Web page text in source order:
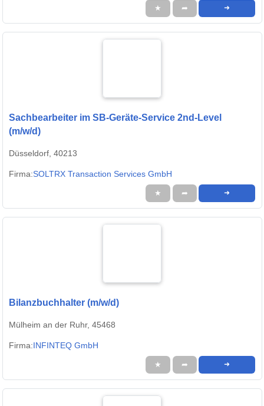
★ ➦ ➜
Sachbearbeiter im SB-Geräte-Service 2nd-Level
(m/w/d)
Düsseldorf, 40213
Firma:SOLTRX Transaction Services GmbH
★ ➦ ➜
Bilanzbuchhalter (m/w/d)
Mülheim an der Ruhr, 45468
Firma:INFINTEQ GmbH
★ ➦ ➜